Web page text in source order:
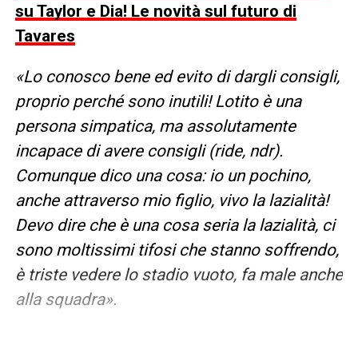
su Taylor e Dia! Le novità sul futuro di
Tavares
«Lo conosco bene ed evito di dargli consigli,
proprio perché sono inutili! Lotito è una
persona simpatica, ma assolutamente
incapace di avere consigli (ride, ndr).
Comunque dico una cosa: io un pochino,
anche attraverso mio figlio, vivo la lazialità!
Devo dire che è una cosa seria la lazialità, ci
sono moltissimi tifosi che stanno soffrendo,
è triste vedere lo stadio vuoto, fa male anche
alla squadra».